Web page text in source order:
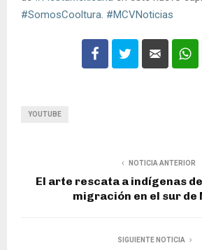
#SomosCooltura. #MCVNoticias
YOUTUBE
NOTICIA ANTERIOR
El arte rescata a indígenas
migración en el sur de
SIGUIENTE NOTICIA